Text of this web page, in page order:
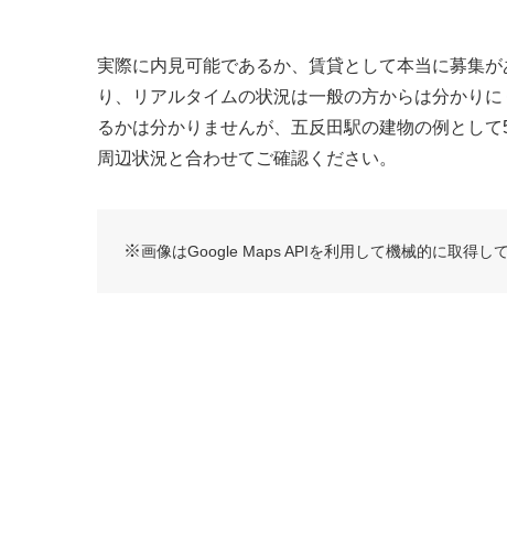
実際に内見可能であるか、賃貸として本当に募集
り、リアルタイムの状況は一般の方からは分かり
るかは分かりませんが、五反田駅の建物の例とし
周辺状況と合わせてご確認ください。
※画像はGoogle Maps APIを利用して機械的に取得して